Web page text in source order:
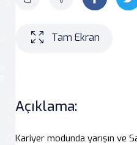
Tam Ekran
Açıklama:
Kariyer modunda yarışın ve